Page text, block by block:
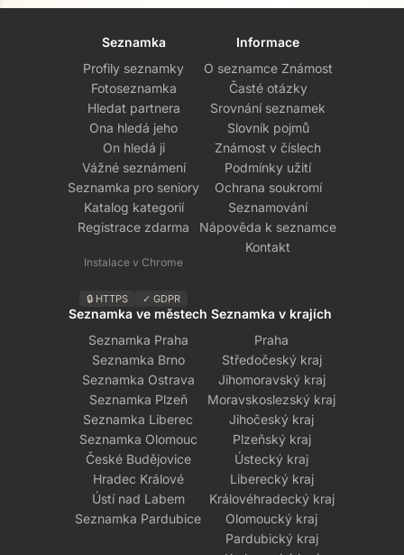
Seznamka
Profily seznamky
Fotoseznamka
Hledat partnera
Ona hledá jeho
On hledá ji
Vážné seznámení
Seznamka pro seniory
Katalog kategorií
Registrace zdarma
Instalace v Chrome
🔒 HTTPS ✓ GDPR
Informace
O seznamce Známost
Časté otázky
Srovnání seznamek
Slovník pojmů
Známost v číslech
Podmínky užití
Ochrana soukromí
Seznamování
Nápověda k seznamce
Kontakt
Seznamka ve městech
Seznamka Praha
Seznamka Brno
Seznamka Ostrava
Seznamka Plzeň
Seznamka Liberec
Seznamka Olomouc
České Budějovice
Hradec Králové
Ústí nad Labem
Seznamka Pardubice
Seznamka v krajích
Praha
Středočeský kraj
Jihomoravský kraj
Moravskoslezský kraj
Jihočeský kraj
Plzeňský kraj
Ústecký kraj
Liberecký kraj
Královéhradecký kraj
Olomoucký kraj
Pardubický kraj